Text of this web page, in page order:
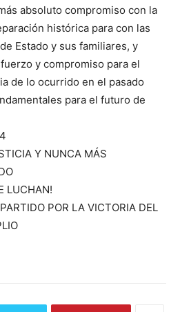
absoluto compromiso con la
histórica para con las
Estado y sus familiares, y
y compromiso para el
de lo ocurrido en el pasado
para el futuro de
Y NUNCA MÁS
LUCHAN!
POR LA VICTORIA DEL